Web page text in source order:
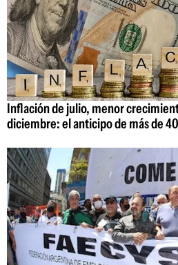
Inflación de julio, menor
diciembre: el anticipo de más de